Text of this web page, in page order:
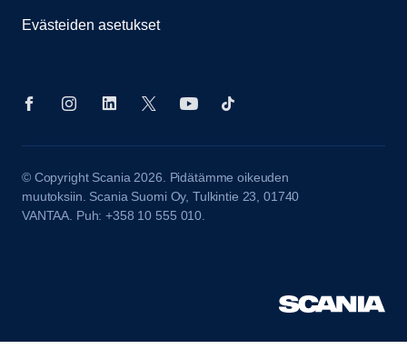
Evästeiden asetukset
© Copyright Scania 2026. Pidätämme oikeuden
muutoksiin. Scania Suomi Oy, Tulkintie 23, 01740
VANTAA. Puh: +358 10 555 010.